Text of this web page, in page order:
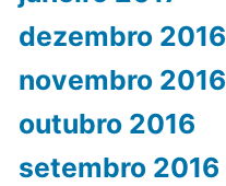
dezembro 2016
novembro 2016
outubro 2016
setembro 2016